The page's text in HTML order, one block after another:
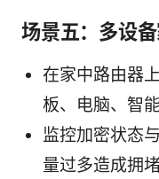
场景五：多设
在家中路由器
板、电脑、智
监控加密状态
量过多造成拥堵